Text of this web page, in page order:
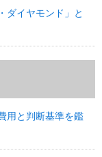
ダイヤモンド」と
用と判断基準を鑑